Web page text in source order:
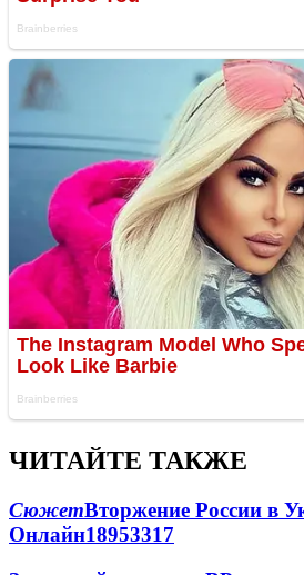
ЧИТАЙТЕ ТАКЖЕ
СюжетВторжение России в
Онлайн18953317